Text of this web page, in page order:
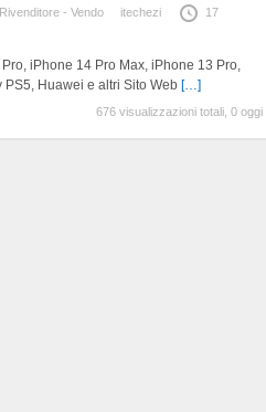
- Vendo itechezi
17
iPhone 14 Pro Max, iPhone 13 Pro,
Huawei e altri Sito Web […]
676 visualizzazioni totali, 0 oggi